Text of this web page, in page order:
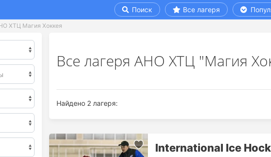
Поиск Все лагеря
ХТЦ Магия Хоккея
Все лагеря АНО ХТЦ "Магия
Найдено 2 лагеря:
International Ice